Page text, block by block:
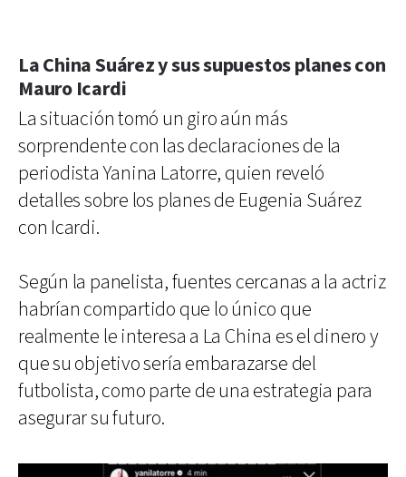
La China Suárez y sus supuestos planes con
Mauro Icardi
La situación tomó un giro aún más
sorprendente con las declaraciones de la
periodista Yanina Latorre, quien reveló
detalles sobre los planes de Eugenia Suárez
con Icardi.
Según la panelista, fuentes cercanas a la actriz
habrían compartido que lo único que
realmente le interesa a La China es el dinero y
que su objetivo sería embarazarse del
futbolista, como parte de una estrategia para
asegurar su futuro.